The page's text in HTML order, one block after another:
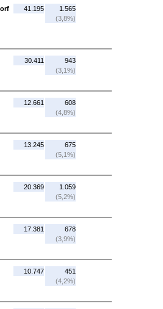
41.195
1.565
(3,8%)
30.411
943
(3,1%)
12.661
608
(4,8%)
13.245
675
(5,1%)
20.369
1.059
(5,2%)
17.381
678
(3,9%)
10.747
451
(4,2%)